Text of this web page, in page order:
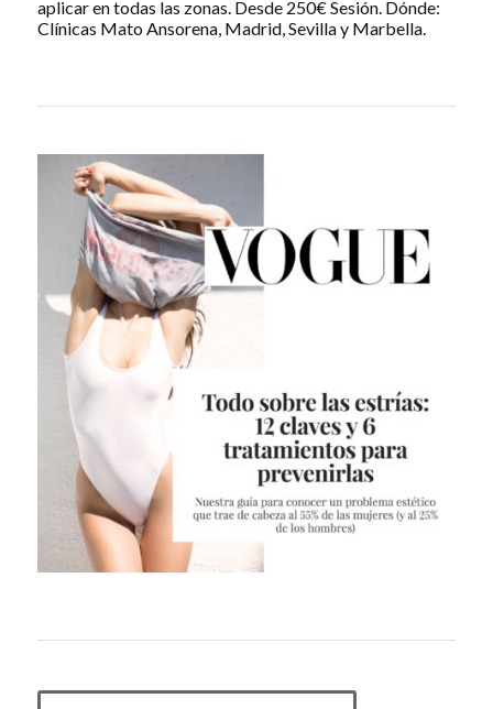
aplicar en todas las zonas. Desde 250€ Sesión. Dónde:
Clínicas Mato Ansorena, Madrid, Sevilla y Marbella.